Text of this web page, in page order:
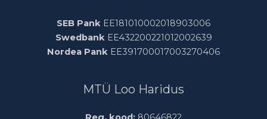
SEB Pank EE181010002018903006
SwedbankEE432200221012002639
Nordea Pank EE391700017003270406
MTÜ Loo Haridus